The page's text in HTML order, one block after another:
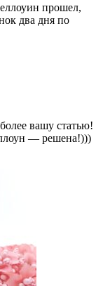
прошел,
два дня по
вашу статью!
— решена!)))